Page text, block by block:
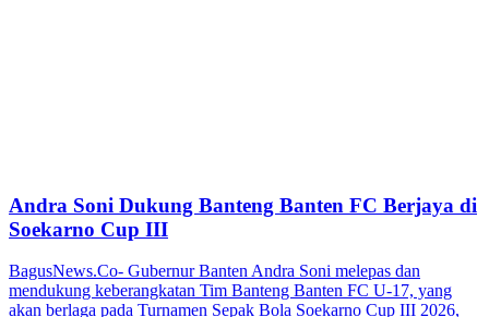
Andra Soni Dukung Banteng Banten FC Berjaya di
Soekarno Cup III
BagusNews.Co- Gubernur Banten Andra Soni melepas dan
mendukung keberangkatan Tim Banteng Banten FC U-17, yang
akan berlaga pada Turnamen Sepak Bola Soekarno Cup III 2026,